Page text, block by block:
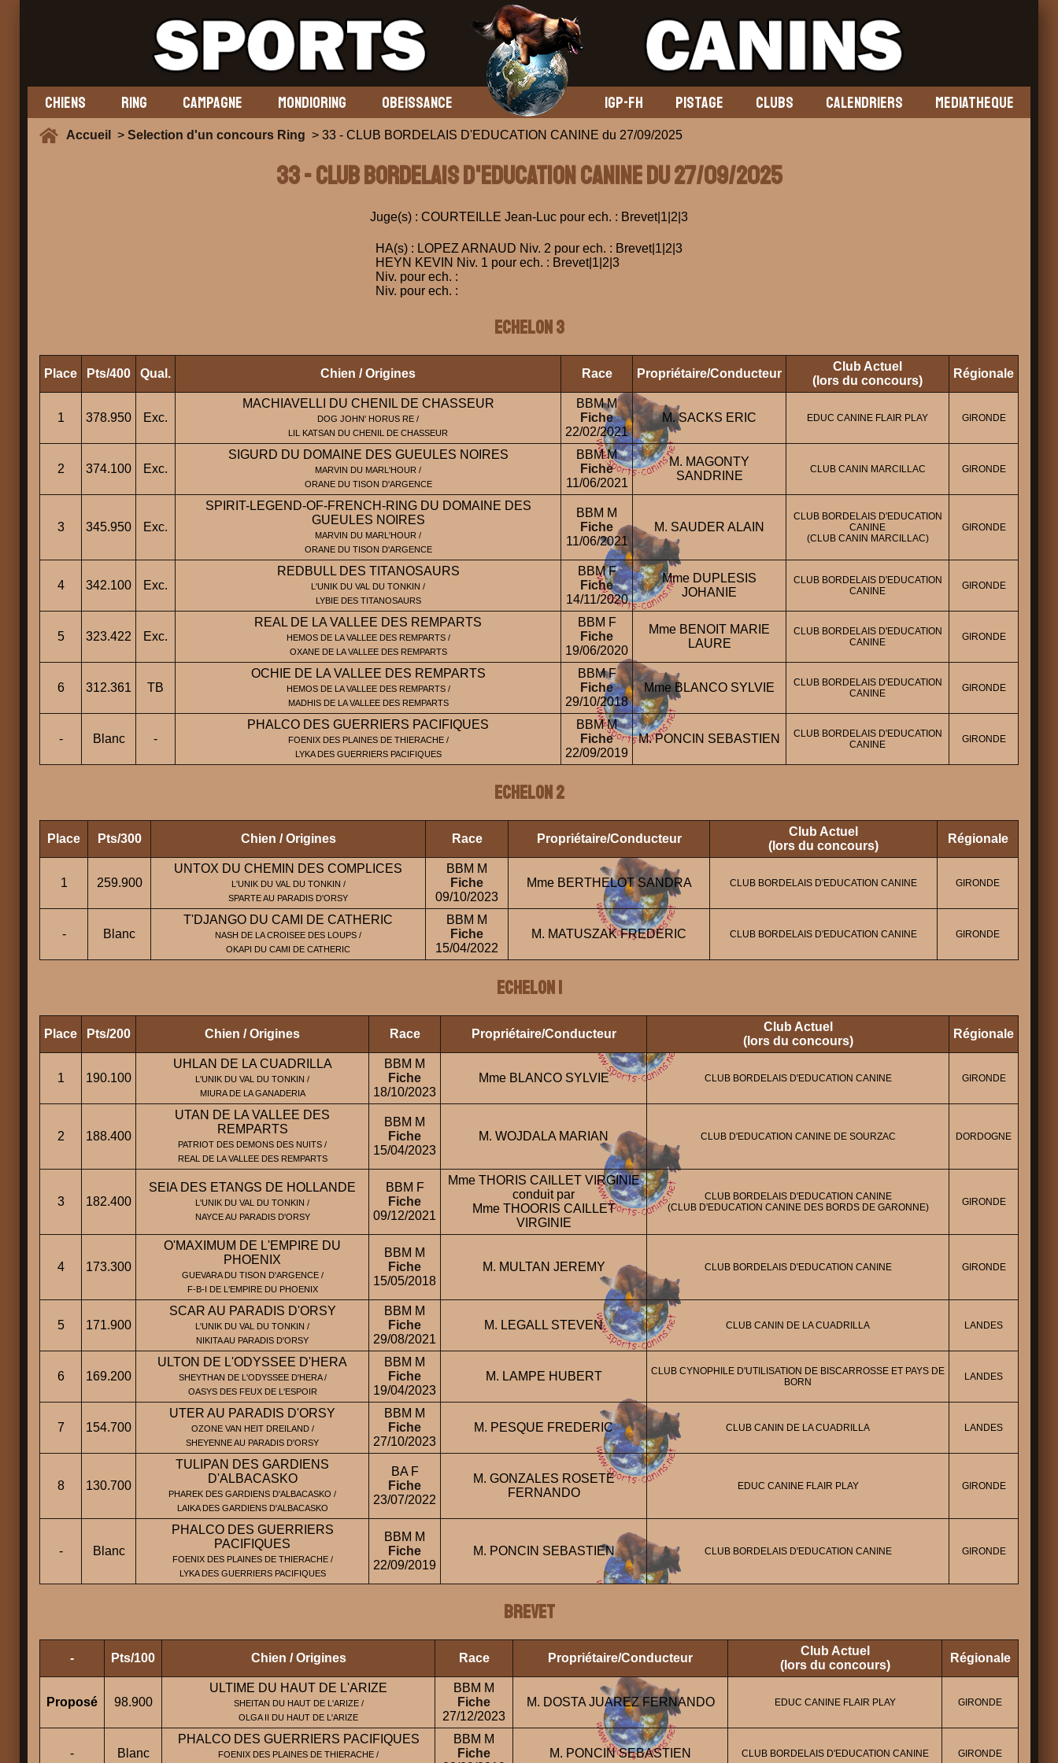
CHIENS RING CAMPAGNE MONDIORING OBEISSANCE IGP-FH PISTAGE CLUBS CALENDRIERS MEDIATHEQUE
Accueil > Selection d'un concours Ring > 33 - CLUB BORDELAIS D'EDUCATION CANINE du 27/09/2025
33 - CLUB BORDELAIS D'EDUCATION CANINE du 27/09/2025
Juge(s) : COURTEILLE Jean-Luc pour ech. : Brevet|1|2|3
HA(s) : LOPEZ ARNAUD Niv. 2 pour ech. : Brevet|1|2|3
HEYN KEVIN Niv. 1 pour ech. : Brevet|1|2|3
Niv. pour ech. :
Niv. pour ech. :
ECHELON 3
Place Pts/400 Qual. Chien / Origines Race Propriétaire/Conducteur
Club Actuel
(lors du concours)
Régionale
1 378.950 Exc.
MACHIAVELLI DU CHENIL DE CHASSEUR
DOG JOHN' HORUS RE /
LIL KATSAN DU CHENIL DE CHASSEUR
BBM M
Fiche
22/02/2021
M. SACKS ERIC EDUC CANINE FLAIR PLAY GIRONDE
2 374.100 Exc.
SIGURD DU DOMAINE DES GUEULES NOIRES
MARVIN DU MARL'HOUR /
ORANE DU TISON D'ARGENCE
BBM M
Fiche
11/06/2021
M. MAGONTY
SANDRINE
CLUB CANIN MARCILLAC GIRONDE
3 345.950 Exc.
SPIRIT-LEGEND-OF-FRENCH-RING DU DOMAINE DES
GUEULES NOIRES
MARVIN DU MARL'HOUR /
ORANE DU TISON D'ARGENCE
BBM M
Fiche
11/06/2021
M. SAUDER ALAIN
CLUB BORDELAIS D'EDUCATION
CANINE
(CLUB CANIN MARCILLAC)
GIRONDE
4 342.100 Exc.
REDBULL DES TITANOSAURS
L'UNIK DU VAL DU TONKIN /
LYBIE DES TITANOSAURS
BBM F
Fiche
14/11/2020
Mme DUPLESIS
JOHANIE
CLUB BORDELAIS D'EDUCATION
CANINE
GIRONDE
5 323.422 Exc.
REAL DE LA VALLEE DES REMPARTS
HEMOS DE LA VALLEE DES REMPARTS /
OXANE DE LA VALLEE DES REMPARTS
BBM F
Fiche
19/06/2020
Mme BENOIT MARIE
LAURE
CLUB BORDELAIS D'EDUCATION
CANINE
GIRONDE
6 312.361 TB
OCHIE DE LA VALLEE DES REMPARTS
HEMOS DE LA VALLEE DES REMPARTS /
MADHIS DE LA VALLEE DES REMPARTS
BBM F
Fiche
29/10/2018
Mme BLANCO SYLVIE
CLUB BORDELAIS D'EDUCATION
CANINE
GIRONDE
- Blanc -
PHALCO DES GUERRIERS PACIFIQUES
FOENIX DES PLAINES DE THIERACHE /
LYKA DES GUERRIERS PACIFIQUES
BBM M
Fiche
22/09/2019
M. PONCIN SEBASTIEN
CLUB BORDELAIS D'EDUCATION
CANINE
GIRONDE
ECHELON 2
Place Pts/300 Chien / Origines Race Propriétaire/Conducteur
Club Actuel
(lors du concours)
Régionale
1 259.900
UNTOX DU CHEMIN DES COMPLICES
L'UNIK DU VAL DU TONKIN /
SPARTE AU PARADIS D'ORSY
BBM M
Fiche
09/10/2023
Mme BERTHELOT SANDRA CLUB BORDELAIS D'EDUCATION CANINE GIRONDE
- Blanc
T'DJANGO DU CAMI DE CATHERIC
NASH DE LA CROISEE DES LOUPS /
OKAPI DU CAMI DE CATHERIC
BBM M
Fiche
15/04/2022
M. MATUSZAK FREDERIC CLUB BORDELAIS D'EDUCATION CANINE GIRONDE
ECHELON 1
Place Pts/200 Chien / Origines Race Propriétaire/Conducteur
Club Actuel
(lors du concours)
Régionale
1 190.100
UHLAN DE LA CUADRILLA
L'UNIK DU VAL DU TONKIN /
MIURA DE LA GANADERIA
BBM M
Fiche
18/10/2023
Mme BLANCO SYLVIE CLUB BORDELAIS D'EDUCATION CANINE GIRONDE
2 188.400
UTAN DE LA VALLEE DES
REMPARTS
PATRIOT DES DEMONS DES NUITS /
REAL DE LA VALLEE DES REMPARTS
BBM M
Fiche
15/04/2023
M. WOJDALA MARIAN CLUB D'EDUCATION CANINE DE SOURZAC DORDOGNE
3 182.400
SEIA DES ETANGS DE HOLLANDE
L'UNIK DU VAL DU TONKIN /
NAYCE AU PARADIS D'ORSY
BBM F
Fiche
09/12/2021
Mme THORIS CAILLET VIRGINIE
conduit par
Mme THOORIS CAILLET
VIRGINIE
CLUB BORDELAIS D'EDUCATION CANINE
(CLUB D'EDUCATION CANINE DES BORDS DE GARONNE)
GIRONDE
4 173.300
O'MAXIMUM DE L'EMPIRE DU
PHOENIX
GUEVARA DU TISON D'ARGENCE /
F-B-I DE L'EMPIRE DU PHOENIX
BBM M
Fiche
15/05/2018
M. MULTAN JEREMY CLUB BORDELAIS D'EDUCATION CANINE GIRONDE
5 171.900
SCAR AU PARADIS D'ORSY
L'UNIK DU VAL DU TONKIN /
NIKITA AU PARADIS D'ORSY
BBM M
Fiche
29/08/2021
M. LEGALL STEVEN CLUB CANIN DE LA CUADRILLA LANDES
6 169.200
ULTON DE L'ODYSSEE D'HERA
SHEYTHAN DE L'ODYSSEE D'HERA /
OASYS DES FEUX DE L'ESPOIR
BBM M
Fiche
19/04/2023
M. LAMPE HUBERT
CLUB CYNOPHILE D'UTILISATION DE BISCARROSSE ET PAYS DE
BORN
LANDES
7 154.700
UTER AU PARADIS D'ORSY
OZONE VAN HEIT DREILAND /
SHEYENNE AU PARADIS D'ORSY
BBM M
Fiche
27/10/2023
M. PESQUE FREDERIC CLUB CANIN DE LA CUADRILLA LANDES
8 130.700
TULIPAN DES GARDIENS
D'ALBACASKO
PHAREK DES GARDIENS D'ALBACASKO /
LAIKA DES GARDIENS D'ALBACASKO
BA F
Fiche
23/07/2022
M. GONZALES ROSETE
FERNANDO
EDUC CANINE FLAIR PLAY GIRONDE
- Blanc
PHALCO DES GUERRIERS
PACIFIQUES
FOENIX DES PLAINES DE THIERACHE /
LYKA DES GUERRIERS PACIFIQUES
BBM M
Fiche
22/09/2019
M. PONCIN SEBASTIEN CLUB BORDELAIS D'EDUCATION CANINE GIRONDE
BREVET
- Pts/100 Chien / Origines Race Propriétaire/Conducteur
Club Actuel
(lors du concours)
Régionale
Proposé 98.900
ULTIME DU HAUT DE L'ARIZE
SHEITAN DU HAUT DE L'ARIZE /
OLGA II DU HAUT DE L'ARIZE
BBM M
Fiche
27/12/2023
M. DOSTA JUAREZ FERNANDO EDUC CANINE FLAIR PLAY GIRONDE
- Blanc
PHALCO DES GUERRIERS PACIFIQUES
FOENIX DES PLAINES DE THIERACHE /
BBM M
Fiche
M. PONCIN SEBASTIEN CLUB BORDELAIS D'EDUCATION CANINE GIRONDE